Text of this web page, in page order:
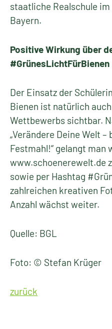
staatliche Realschule
Bayern.
Positive Wirkung über
#GrünesLichtFürBienen
Der Einsatz der
Bienen ist natürlich
Wettbewerbs sichtbar.
„Verändere Deine Welt
Festmahl!“ gelangt man
www.schoenerewelt.de
sowie per Hashtag
zahlreichen kreativen
Anzahl wächst weiter.
Quelle: BGL
Foto: © Stefan Krüger
zurück